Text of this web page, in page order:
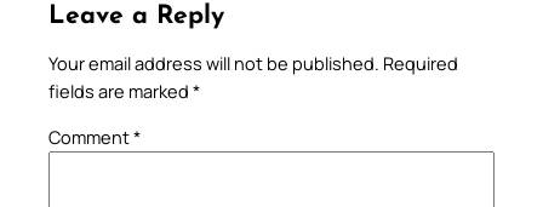
Leave a Reply
Your email address will not be published. Required
fields are marked *
Comment*